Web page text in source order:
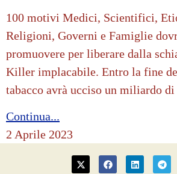
100 motivi Medici, Scientifici,
Religioni, Governi e Famiglie
promuovere per liberare dalla
Killer implacabile. Entro la fine
tabacco avrà ucciso un miliardo di
Continua...
2 Aprile 2023